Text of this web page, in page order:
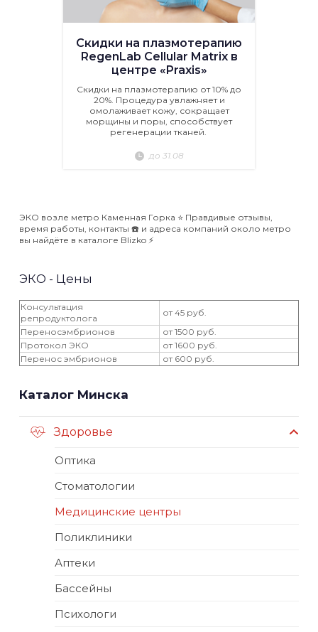
Скидки на плазмотерапию
RegenLab Cellular Matrix в
центре «Praxis»
Скидки на плазмотерапию от 10% до
20%. Процедура увлажняет и
омолаживает кожу, сокращает
морщины и поры, способствует
регенерации тканей.
до 31.08
ЭКО возле метро Каменная Горка ⭐️ Правдивые отзывы,
время работы, контакты ☎️ и адреса компаний около метро
вы найдёте в каталоге Blizko ⚡️
ЭКО - Цены
Консультация
репродуктолога
от 45 руб.
Переносэмбрионов
от 1500 руб.
Протокол ЭКО
от 1600 руб.
Перенос эмбрионов
от 600 руб.
Каталог Минска
Здоровье
Оптика
Стоматологии
Медицинские центры
Поликлиники
Аптеки
Бассейны
Психологи